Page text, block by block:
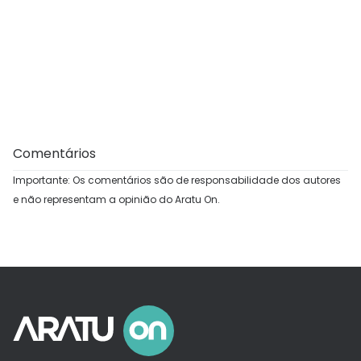
Comentários
Importante: Os comentários são de responsabilidade dos autores
e não representam a opinião do Aratu On.